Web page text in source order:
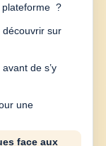
plateforme ?
découvrir sur
de s’y
une
face aux